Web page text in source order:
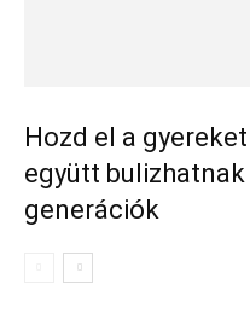
Hozd el a
együtt bulizhatnak
generációk